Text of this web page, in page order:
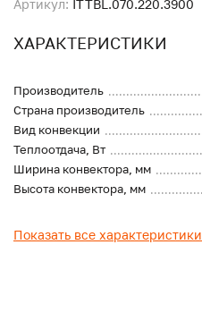
Артикул: ITTBL.070.220.3900
ХАРАКТЕРИСТИКИ
Производитель
Страна производитель
Вид конвекции
Теплоотдача, Вт
Ширина конвектора, мм
Высота конвектора, мм
Показать все характеристики